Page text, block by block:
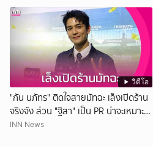
วิดีโอ
"กัน นภัทร" ติดใจสายมัทฉะ เล็งเปิดร้าน
จริงจัง ส่วน "ฐิสา" เป็น PR น่าจะเหมาะ
กว่า
INN News